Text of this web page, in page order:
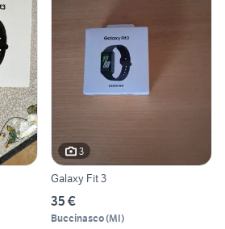
3
Galaxy Fit 3
35 €
Buccinasco(MI)